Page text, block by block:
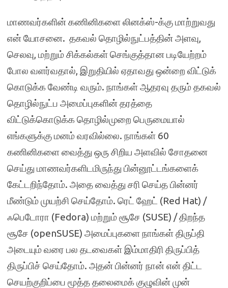
மாணவர்களின் கணினிகளை லினக்ஸ்-க்கு மாற்றுவது
என் யோசனை. தகவல் தொழில்நுட்பத்தின் அளவு,
செலவு, மற்றும் சிக்கல்கள் செங்குத்தான படியேற்றம்
போல வளர்வதால், இறுதியில் ஏதாவது ஒன்றை விட்டுக்
கொடுக்க வேண்டி வரும். நாங்கள் ஆதரவு தரும் தகவல்
தொழில்நுட்ப அமைப்புகளின் தரத்தை
விட்டுக்கொடுக்க தொழில்முறை பெருமையால்
எங்களுக்கு மனம் வரவில்லை. நாங்கள் 60
கணினிகளை வைத்து ஒரு சிறிய அளவில் சோதனை
செய்து மாணவர்களிடமிருந்து பின்னூட்டங்களைக்
கேட்டறிந்தோம். அதை வைத்து சரி செய்த பின்னர்
மீண்டும் முயற்சி செய்தோம். ரெட் ஹேட் (Red Hat) /
ஃபெடோரா (Fedora) மற்றும் சூசே (SUSE) / திறந்த
சூசே (openSUSE) அமைப்புகளை நாங்கள் திருப்தி
அடையும் வரை பல தடவைகள் இம்மாதிரி திருப்பித்
திருப்பிச் செய்தோம். அதன் பின்னர் நான் என் திட்ட
செயற்குறிப்பை மூத்த தலைமைக் குழுவின் முன்